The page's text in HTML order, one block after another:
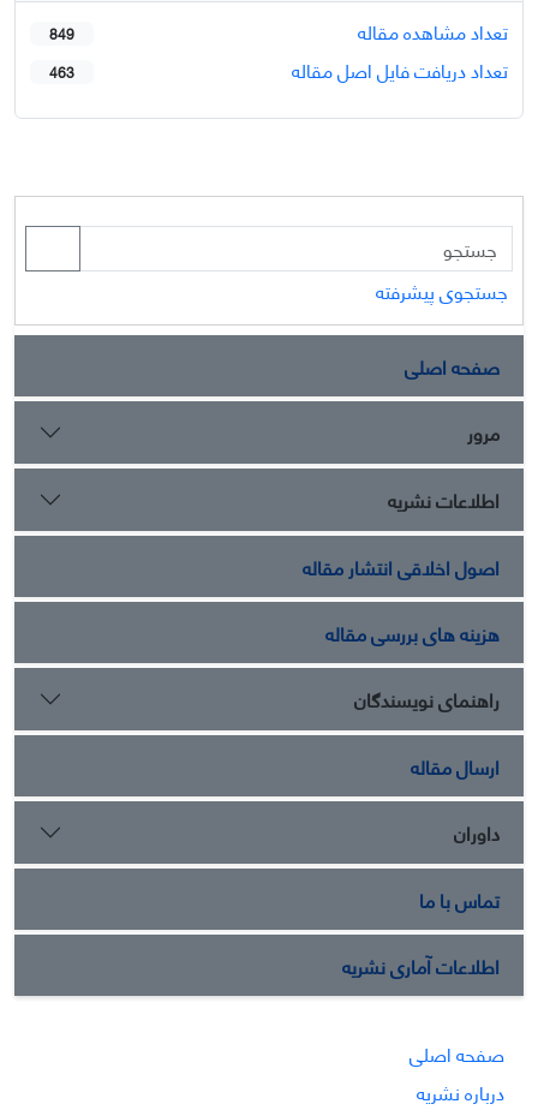
تعداد مشاهده مقاله
849
تعداد دریافت فایل اصل مقاله 463
جستجوی پیشرفته
صفحه اصلی
مرور
اطلاعات نشریه
اصول اخلاقی انتشار مقاله
هزینه های بررسی مقاله
راهنمای نویسندگان
ارسال مقاله
داوران
تماس با ما
اطلاعات آماری نشریه
صفحه اصلی
درباره نشریه